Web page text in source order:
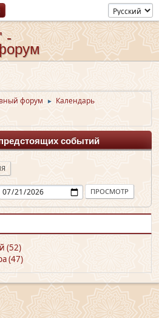
-
форум ► Календарь
событий
(52)
(47)